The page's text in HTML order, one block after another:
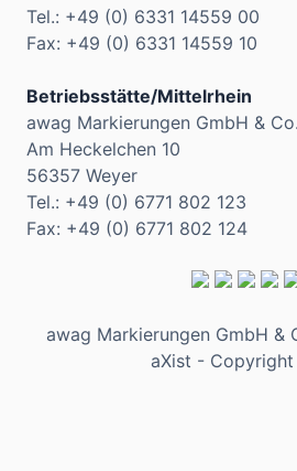
Tel.: +49 (0) 6331 14559 00
Fax: +49 (0) 6331 14559 10
Betriebsstätte/Mittelrhein
awag Markierungen GmbH &
Am Heckelchen 10
56357 Weyer
Tel.: +49 (0) 6771 802 123
Fax: +49 (0) 6771 802 124
awag Markierungen GmbH &
aXist -